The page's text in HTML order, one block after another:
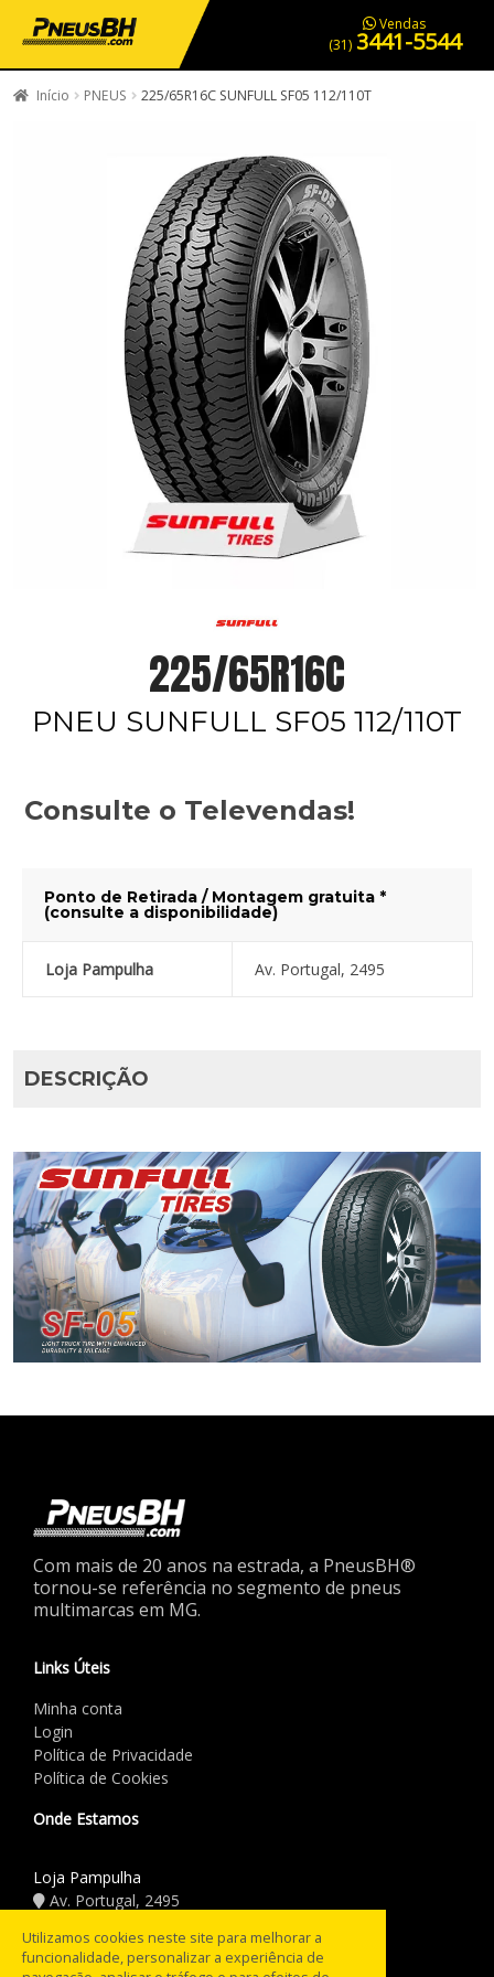
PNEUS EM OFERTA SERVIÇOS AUTOMOTIVOS NOSSA LOJA
Vendas
(31) 3441-5544
Início PNEUS 225/65R16C SUNFULL SF05 112/110T
225/65R16C
PNEU SUNFULL SF05 112/110T
Consulte o Televendas!
Ponto de Retirada / Montagem gratuita *
(consulte a disponibilidade)
Loja Pampulha Av. Portugal, 2495
DESCRIÇÃO
Com mais de 20 anos na estrada, a PneusBH®
tornou-se referência no segmento de pneus
multimarcas em MG.
Links Úteis
Minha conta
Login
Política de Privacidade
Política de Cookies
Onde Estamos
Loja Pampulha
Av. Portugal, 2495
Horário de Funcionamento
Utilizamos cookies neste site para melhorar a
funcionalidade, personalizar a experiência de